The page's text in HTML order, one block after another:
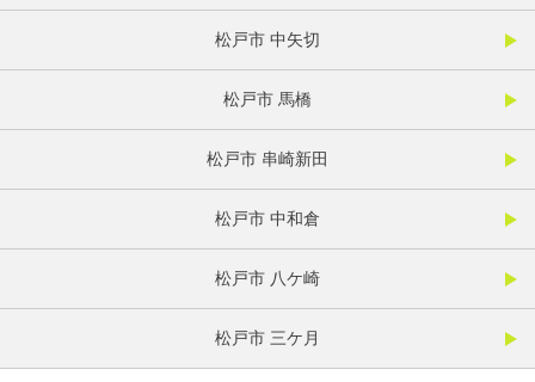
松戸市 中矢切
松戸市 馬橋
松戸市 串崎新田
松戸市 中和倉
松戸市 八ケ崎
松戸市 三ケ月